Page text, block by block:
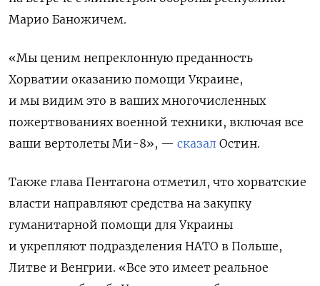
Марио Баножичем.
«Мы ценим непреклонную преданность
Хорватии оказанию помощи Украине,
и мы видим это в ваших многочисленных
пожертвованиях военной техники, включая все
ваши вертолеты Ми-8», — сказал Остин.
Также глава Пентагона отметил, что хорватские
власти направляют средства на закупку
гуманитарной помощи для Украины
и укрепляют подразделения НАТО в Польше,
Литве и Венгрии. «Все это имеет реальное